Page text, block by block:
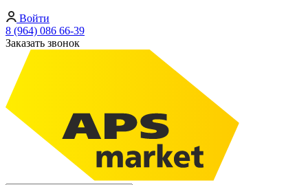
Войти
8 (964) 086 66-39
Заказать звонок